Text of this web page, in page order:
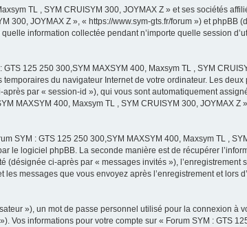
TL , SYM CRUISYM 300, JOYMAX Z » et ses sociétés
300, JOYMAX Z », « https://www.sym-gts.fr/forum ») et phpBB
information collectée pendant n’importe quelle session
125 250 300,SYM MAXSYM 400, Maxsym TL , SYM
du navigateur Internet de votre ordinateur. Les deux
par « session-id »), qui vous sont automatiquement
MAXSYM 400, Maxsym TL , SYM CRUISYM 300, JOYMAX Z
SYM : GTS 125 250 300,SYM MAXSYM 400, Maxsym TL ,
le logiciel phpBB. La seconde manière est de récupérer
ci-après par « messages invités »), l’enregistrement
messages que vous envoyez après l’enregistrement et lors
»), un mot de passe personnel utilisé pour la connexion à
informations pour votre compte sur « Forum SYM : GTS